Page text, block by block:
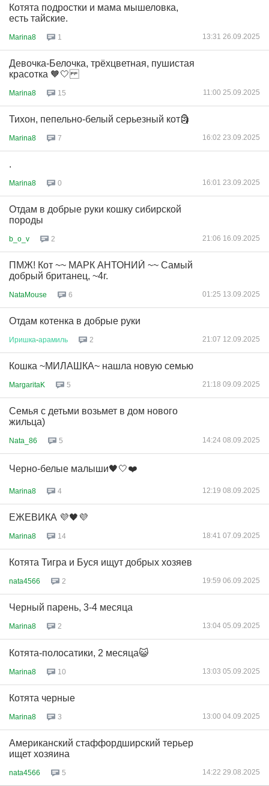
Котята подростки и мама мышеловка,
есть тайские.
Marina8 1 13:31 26.09.2025
Девочка-Белочка, трёхцветная, пушистая
красотка 🧡🤍
Marina8 15 11:00 25.09.2025
Тихон, пепельно-белый серьезный кот🗿
Marina8 7 16:02 23.09.2025
.
Marina8 0 16:01 23.09.2025
Отдам в добрые руки кошку сибирской
породы
b_o_v 2 21:06 16.09.2025
ПМЖ! Кот ~~ МАРК АНТОНИЙ ~~ Самый
добрый британец, ~4г.
NataMouse 6 01:25 13.09.2025
Отдам котенка в добрые руки
Иришка-арамиль 2 21:07 12.09.2025
Кошка ~МИЛАШКА~ нашла новую семью
MargaritaK 5 21:18 09.09.2025
Семья с детьми возьмет в дом нового
жильца)
Nata_86 5 14:24 08.09.2025
Черно-белые малыши🖤🤍❤️
Marina8 4 12:19 08.09.2025
ЕЖЕВИКА 💜🖤💜
Marina8 14 18:41 07.09.2025
Котята Тигра и Буся ищут добрых хозяев
nata4566 2 19:59 06.09.2025
Черный парень, 3-4 месяца
Marina8 2 13:04 05.09.2025
Котята-полосатики, 2 месяца😺
Marina8 10 13:03 05.09.2025
Котята черные
Marina8 3 13:00 04.09.2025
Американский стаффордширский терьер
ищет хозяина
nata4566 5 14:22 29.08.2025